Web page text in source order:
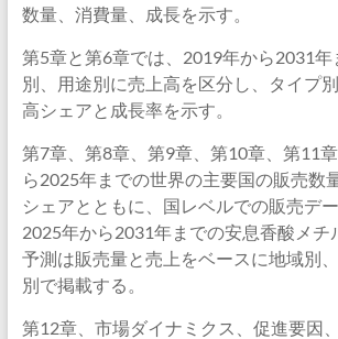
数量、消費量、成長を示す。
第5章と第6章では、2019年から2031年
別、用途別に売上高を区分し、タイプ
高シェアと成長率を示す。
第7章、第8章、第9章、第10章、第11
ら2025年までの世界の主要国の販売数
シェアとともに、国レベルでの販売デ
2025年から2031年までの安息香酸メチ
予測は販売量と売上をベースに地域別
別で掲載する。
第12章、市場ダイナミクス、促進要因